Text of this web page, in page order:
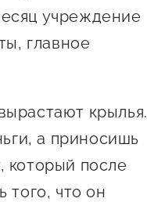
учреждение
главное
крылья.
а приносишь
который после
что он